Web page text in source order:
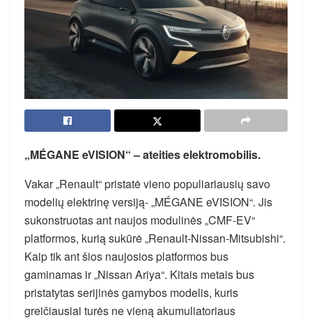
„MÉGANE eVISION“ – ateities elektromobilis.
Vakar „Renault“ pristatė vieno populiariausių savo
modelių elektrinę versiją- „MÉGANE eVISION“. Jis
sukonstruotas ant naujos modulinės „CMF-EV“
platformos, kurią sukūrė „Renault-Nissan-Mitsubishi“.
Kaip tik ant šios naujosios platformos bus
gaminamas ir „Nissan Ariya“. Kitais metais bus
pristatytas serijinės gamybos modelis, kuris
greičiausiai turės ne vieną akumuliatoriaus